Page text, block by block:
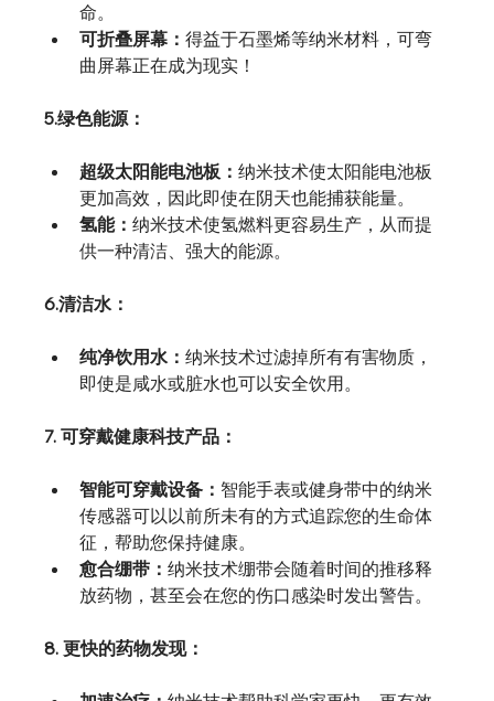
命。
可折叠屏幕：得益于石墨烯等纳米材料，可弯
曲屏幕正在成为现实！
5.绿色能源：
超级太阳能电池板：纳米技术使太阳能电池板
更加高效，因此即使在阴天也能捕获能量。
氢能：纳米技术使氢燃料更容易生产，从而提
供一种清洁、强大的能源。
6.清洁水：
纯净饮用水：纳米技术过滤掉所有有害物质，
即使是咸水或脏水也可以安全饮用。
7. 可穿戴健康科技产品：
智能可穿戴设备： 智能手表或健身带中的纳米
传感器可以以前所未有的方式追踪您的生命体
征，帮助您保持健康。
愈合绷带：纳米技术绷带会随着时间的推移释
放药物，甚至会在您的伤口感染时发出警告。
8. 更快的药物发现：